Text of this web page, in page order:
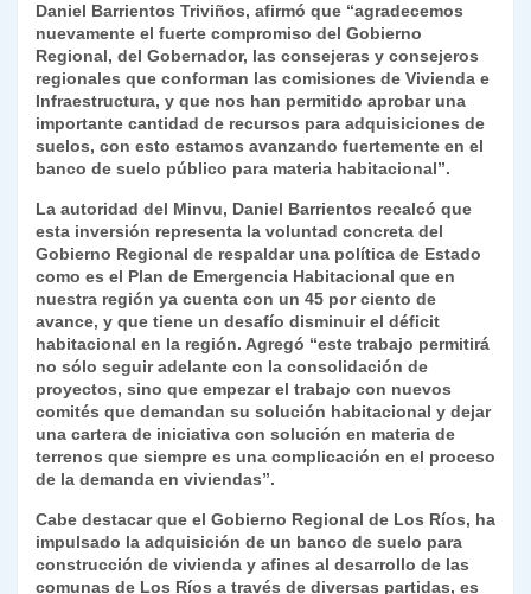
Daniel Barrientos Triviños, afirmó que “agradecemos
nuevamente el fuerte compromiso del Gobierno
Regional, del Gobernador, las consejeras y consejeros
regionales que conforman las comisiones de Vivienda e
Infraestructura, y que nos han permitido aprobar una
importante cantidad de recursos para adquisiciones de
suelos, con esto estamos avanzando fuertemente en el
banco de suelo público para materia habitacional”.
La autoridad del Minvu, Daniel Barrientos recalcó que
esta inversión representa la voluntad concreta del
Gobierno Regional de respaldar una política de Estado
como es el Plan de Emergencia Habitacional que en
nuestra región ya cuenta con un 45 por ciento de
avance, y que tiene un desafío disminuir el déficit
habitacional en la región. Agregó “este trabajo permitirá
no sólo seguir adelante con la consolidación de
proyectos, sino que empezar el trabajo con nuevos
comités que demandan su solución habitacional y dejar
una cartera de iniciativa con solución en materia de
terrenos que siempre es una complicación en el proceso
de la demanda en viviendas”.
Cabe destacar que el Gobierno Regional de Los Ríos, ha
impulsado la adquisición de un banco de suelo para
construcción de vivienda y afines al desarrollo de las
comunas de Los Ríos a través de diversas partidas, es